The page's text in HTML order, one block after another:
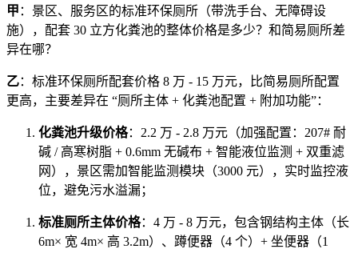
甲 ：景区、服务区的标准环保厕所（带洗手台、无障碍设
施），配套 30 立方化粪池的整体价格是多少？和简易厕所差
异在哪？
乙：标准环保厕所配套价格 8 万 - 15 万元，比简易厕所配置
更高，主要差异在 “厕所主体 + 化粪池配置 + 附加功能”：
化粪池升级价格：2.2 万 - 2.8 万元（加强配置：207# 耐
碱 / 高寒树脂 + 0.6mm 无碱布 + 智能液位监测 + 双重滤
网），景区需加智能监测模块（3000 元），实时监控液
位，避免污水溢漏；
标准厕所主体价格：4 万 - 8 万元，包含钢结构主体（长
6m× 宽 4m× 高 3.2m）、蹲便器（4 个）+ 坐便器（1